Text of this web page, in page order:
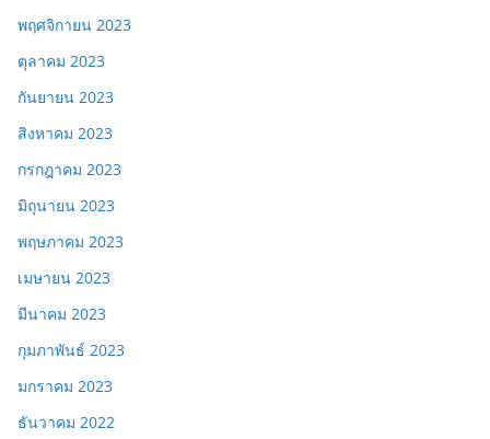
พฤศจิกายน 2023
ตุลาคม 2023
กันยายน 2023
สิงหาคม 2023
กรกฎาคม 2023
มิถุนายน 2023
พฤษภาคม 2023
เมษายน 2023
มีนาคม 2023
กุมภาพันธ์ 2023
มกราคม 2023
ธันวาคม 2022